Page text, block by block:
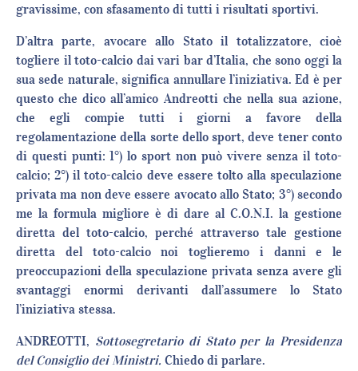
gravissime, con sfasamento di tutti i risultati sportivi.
D’altra parte, avocare allo Stato il totalizzatore, cioè
togliere il toto-calcio dai vari bar d’Italia, che sono oggi la
sua sede naturale, significa annullare l’iniziativa. Ed è per
questo che dico all’amico Andreotti che nella sua azione,
che egli compie tutti i giorni a favore della
regolamentazione della sorte dello sport, deve tener conto
di questi punti: 1°) lo sport non può vivere senza il toto-
calcio; 2°) il toto-calcio deve essere tolto alla speculazione
privata ma non deve essere avocato allo Stato; 3°) secondo
me la formula migliore è di dare al C.O.N.I. la gestione
diretta del toto-calcio, perché attraverso tale gestione
diretta del toto-calcio noi toglieremo i danni e le
preoccupazioni della speculazione privata senza avere gli
svantaggi enormi derivanti dall’assumere lo Stato
l’iniziativa stessa.
ANDREOTTI, Sottosegretario di Stato per la Presidenza
del Consiglio dei Ministri. Chiedo di parlare.